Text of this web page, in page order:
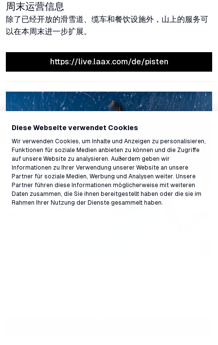
Diese Webseite verwendet Cookies
Wir verwenden Cookies, um Inhalte und Anzeigen zu personalisieren,
Funktionen für soziale Medien anbieten zu können und die Zugriffe
auf unsere Website zu analysieren. Außerdem geben wir
Informationen zu Ihrer Verwendung unserer Website an unsere
Partner für soziale Medien, Werbung und Analysen weiter. Unsere
Partner führen diese Informationen möglicherweise mit weiteren
Daten zusammen, die Sie ihnen bereitgestellt haben oder die sie im
Rahmen Ihrer Nutzung der Dienste gesammelt haben.
周末运营信息
除了已经开放的滑雪道、缆车和餐饮设施外，山上的服务可
以在本周末进一步扩展。
https://live.laax.com/de/pisten